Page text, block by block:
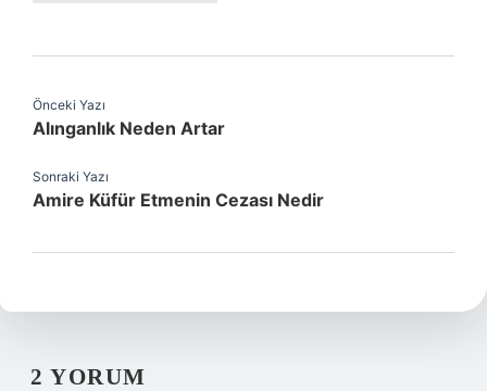
Önceki Yazı
Alınganlık Neden Artar
Sonraki Yazı
Amire Küfür Etmenin Cezası Nedir
2 YORUM